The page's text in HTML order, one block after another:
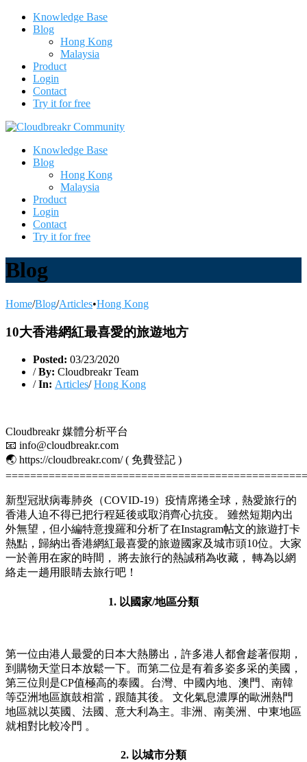
Knowledge Base
Blog
Hong Kong
Malaysia
Product
Login
Contact
Try it for free
Knowledge Base
Blog
Hong Kong
Malaysia
Product
Login
Contact
Try it for free
Blog
Home/Blog/Articles•Hong Kong
10大香港網紅最喜愛的旅遊地方
Posted: 03/23/2020
/ By: Cloudbreakr Team
/ In: Articles/Hong Kong
Cloudbreakr 媒體分析平台
📧 info@cloudbreakr.com
🌏 https://cloudbreakr.com/ ( 免費登記 )
新型冠狀病毒肺炎（COVID-19）疫情席捲全球，熱愛旅行的
香港人迫不得已把行程延後或取消齊心抗疫。 雖然短期內出
外無望，但小編特意搜羅和分析了在Instagram帖文的旅遊打卡
熱點，歸納出香港網紅最喜愛的旅遊國家及城市頭10位。大家
一於善用在家的時間， 將去旅行的熱誠稍為收藏， 轉為以網
絡走一趟用眼睛去旅行吧！
1. 以國家/地區分類
第一位由港人最愛的日本大熱勝出，許多港人都會趁著假期，
到購物天堂日本放鬆一下。而第二位是有着多姿多采的美國，
第三位則是CP值極高的泰國。台灣、中國內地、澳門、南韓
等亞洲地區旗鼓相當，跟隨其後。 文化氣息濃厚的歐洲熱門
地區就以英國、法國、意大利為主。非洲、南美洲、中東地區
就相對比較冷門 。
2. 以城市分類